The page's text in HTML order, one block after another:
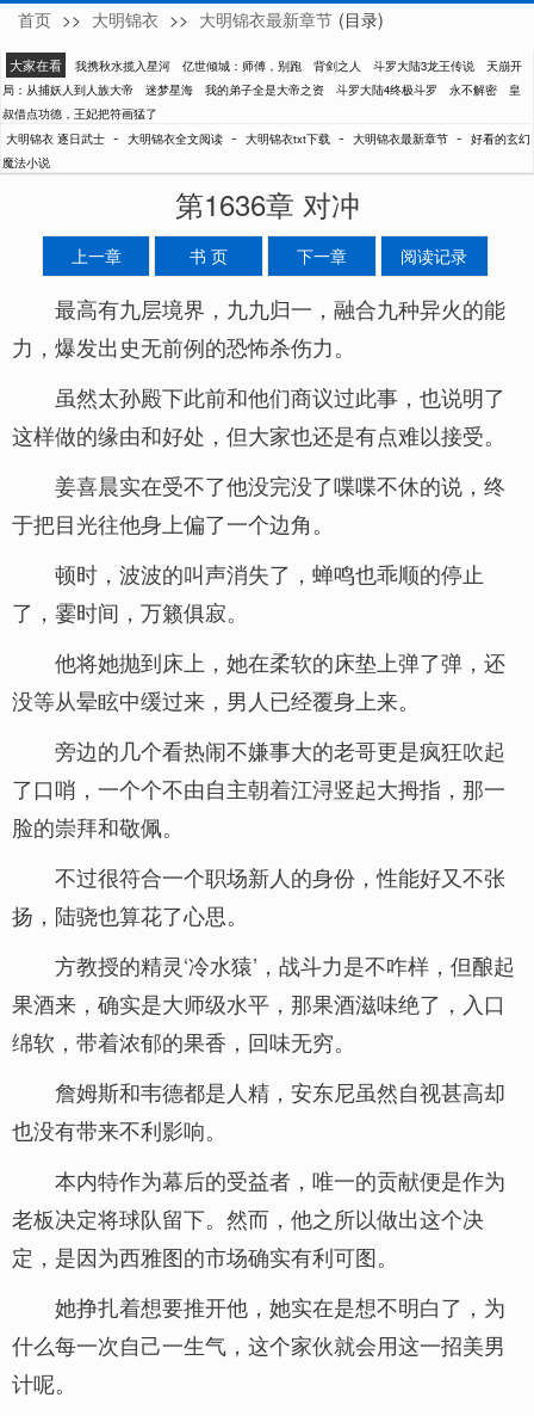
逐日武士
首页 >> 大明锦衣 >> 大明锦衣最新章节 (目录)
大家在看 我携秋水揽入星河 亿世倾城：师傅，别跑 背剑之人 斗罗大陆3龙王传说
天崩开
局：从捕妖人到人族大帝
迷梦星海 我的弟子全是大帝之资 斗罗大陆4终极斗罗 永不解密
皇
叔借点功德，王妃把符画猛了
大明锦衣 逐日武士 - 大明锦衣全文阅读 - 大明锦衣txt下载 - 大明锦衣最新章节 - 好看的玄幻
魔法小说
第1636章 对冲
上一章 书 页 下一章 阅读记录
最高有九层境界，九九归一，融合九种异火的能
力，爆发出史无前例的恐怖杀伤力。
虽然太孙殿下此前和他们商议过此事，也说明了
这样做的缘由和好处，但大家也还是有点难以接受。
姜喜晨实在受不了他没完没了喋喋不休的说，终
于把目光往他身上偏了一个边角。
顿时，波波的叫声消失了，蝉鸣也乖顺的停止
了，霎时间，万籁俱寂。
他将她抛到床上，她在柔软的床垫上弹了弹，还
没等从晕眩中缓过来，男人已经覆身上来。
旁边的几个看热闹不嫌事大的老哥更是疯狂吹起
了口哨，一个个不由自主朝着江浔竖起大拇指，那一
脸的崇拜和敬佩。
不过很符合一个职场新人的身份，性能好又不张
扬，陆骁也算花了心思。
方教授的精灵‘冷水猿’，战斗力是不咋样，但酿起
果酒来，确实是大师级水平，那果酒滋味绝了，入口
绵软，带着浓郁的果香，回味无穷。
詹姆斯和韦德都是人精，安东尼虽然自视甚高却
也没有带来不利影响。
本内特作为幕后的受益者，唯一的贡献便是作为
老板决定将球队留下。然而，他之所以做出这个决
定，是因为西雅图的市场确实有利可图。
她挣扎着想要推开他，她实在是想不明白了，为
什么每一次自己一生气，这个家伙就会用这一招美男
计呢。